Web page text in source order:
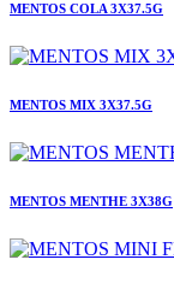
MENTOS COLA 3X37.5G
MENTOS MIX 3X37.5G
MENTOS MENTHE 3X38G